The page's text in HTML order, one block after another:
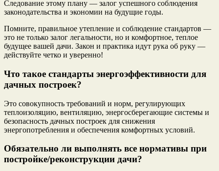
Следование этому плану — залог успешного соблюдения
законодательства и экономии на будущие годы.
Помните, правильное утепление и соблюдение стандартов —
это не только залог легальности, но и комфортное, теплое
будущее вашей дачи. Закон и практика идут рука об руку —
действуйте четко и уверенно!
Что такое стандарты энергоэффективности для
дачных построек?
Это совокупность требований и норм, регулирующих
теплоизоляцию, вентиляцию, энергосберегающие системы и
безопасность дачных построек для снижения
энергопотребления и обеспечения комфортных условий.
Обязательно ли выполнять все нормативы при
постройке/реконструкции дачи?